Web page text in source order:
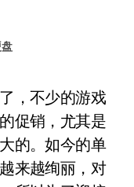
促销，尤其是
的。如今的单
来越绚丽，对